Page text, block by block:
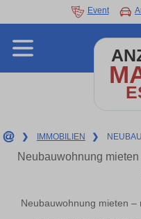
Event
❯ IMMOBILIEN ❯
Neubauwohnung
Neubauwohnung mieten